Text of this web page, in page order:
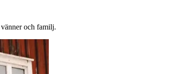
och familj.